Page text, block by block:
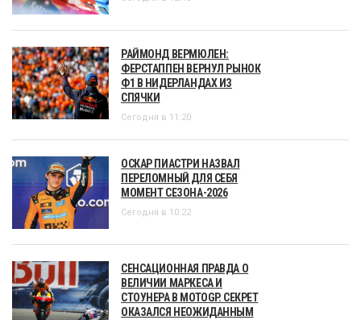
РАЙМОНД ВЕРМЮЛЕН:
ФЕРСТАППЕН ВЕРНУЛ РЫНОК
Ф1 В НИДЕРЛАНДАХ ИЗ
СПЯЧКИ
Сегодня в 11:20
ОСКАР ПИАСТРИ НАЗВАЛ
ПЕРЕЛОМНЫЙ ДЛЯ СЕБЯ
МОМЕНТ СЕЗОНА-2026
Сегодня в 10:22
СЕНСАЦИОННАЯ ПРАВДА О
ВЕЛИЧИИ МАРКЕСА И
СТОУНЕРА В MOTOGP. СЕКРЕТ
ОКАЗАЛСЯ НЕОЖИДАННЫМ